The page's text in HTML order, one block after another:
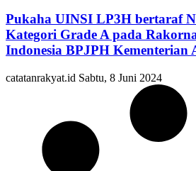
Pukaha UINSI LP3H bertaraf
Kategori Grade A pada
Indonesia BPJPH Kementerian
catatanrakyat.id Sabtu, 8 Juni 2024